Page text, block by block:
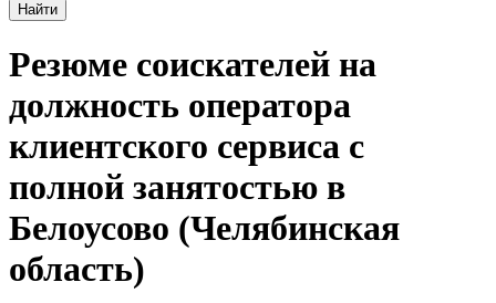
Найти
Резюме соискателей на
должность оператора
клиентского сервиса с
полной занятостью в
Белоусово (Челябинская
область)